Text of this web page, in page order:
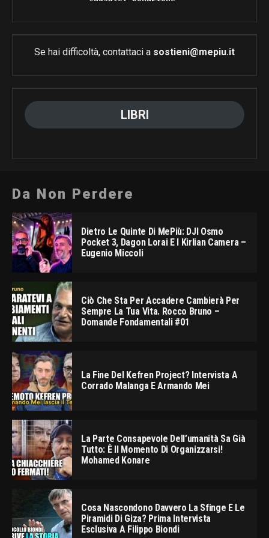
Se hai difficoltà, contattaci a sostieni@mepiu.it
LIBRI
Da Non Perdere
Dietro Le Quinte Di MePiù: DJI Osmo
Pocket 3, Dagon Lorai E I Kirlian Camera –
Eugenio Miccoli
Ciò Che Sta Per Accadere Cambierà Per
Sempre La Tua Vita. Rocco Bruno –
Domande Fondamentali #01
La Fine Del Kefren Project? Intervista A
Corrado Malanga E Armando Mei
La Parte Consapevole Dell’umanità Sa Già
Tutto: È Il Momento Di Organizzarsi!
Mohamed Konare
Cosa Nascondono Davvero La Sfinge E Le
Piramidi Di Giza? Prima Intervista
Esclusiva A Filippo Biondi